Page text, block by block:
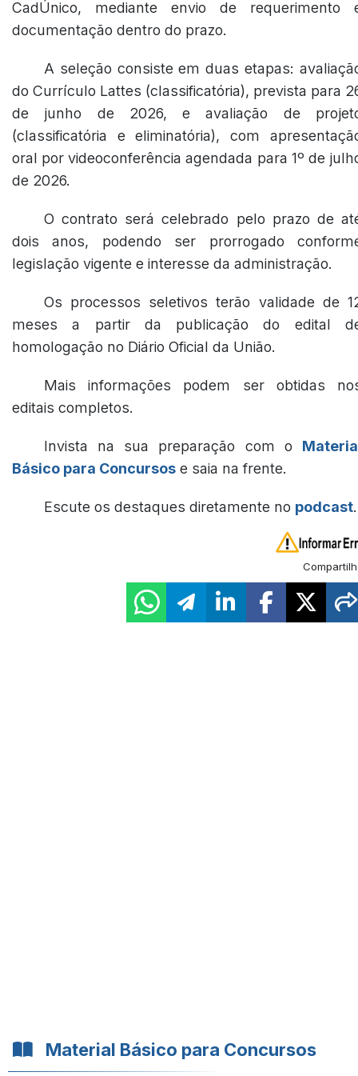
CadÚnico, mediante envio de requerimento
documentação dentro do prazo.
A seleção consiste em duas etapas:
do Currículo Lattes (classificatória), prevista para
de junho de 2026, e avaliação de
(classificatória e eliminatória), com
oral por videoconferência agendada para 1º de
de 2026.
O contrato será celebrado pelo prazo de
dois anos, podendo ser prorrogado
legislação vigente e interesse da administração.
Os processos seletivos terão validade de
meses a partir da publicação do edital
homologação no Diário Oficial da União.
Mais informações podem ser obtidas
editais completos.
Invista na sua preparação com o
Básico para Concursos e saia na frente.
Escute os destaques diretamente no podcast.
Material Básico para Concursos